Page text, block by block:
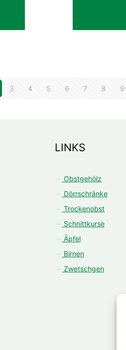
3 4 5 6 7 8 9
LINKS
Obstgehölz
Dörrschränke
Trockenobst
Schnittkurse
Äpfel
Birnen
Zwetschgen